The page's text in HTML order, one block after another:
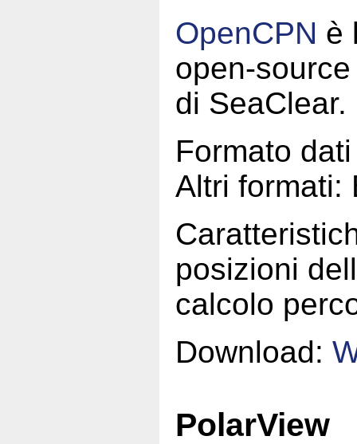
OpenCPN è
open-source
di SeaClear.
Formato
Altri formati:
posizioni
calcolo
Download:
PolarView